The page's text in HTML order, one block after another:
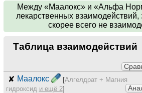
Между«Маалокс» и «Альфа
лекарственных взаимодействий,
скорее всего не
Таблица взаимодействий
✘ Маалокс [Алгелдрат + Магния
гидроксид и ещё 2]